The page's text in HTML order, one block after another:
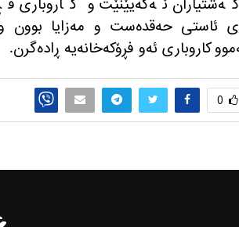
ئاستی حه‌قده‌ست و مه‌زایا بوون و
كاروباری ئه‌و فڕۆكه‌خانه‌یه‌ ڕاده‌گرن.
0